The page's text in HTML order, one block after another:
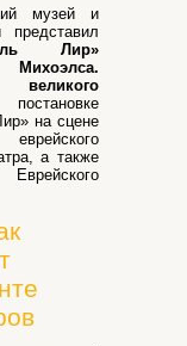
музей и
представил
Лир»
на сцене
еврейского
а также